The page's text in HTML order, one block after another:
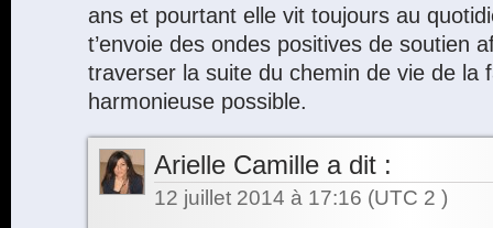
ans et pourtant elle vit toujours au
t’envoie des ondes positives de soutien
traverser la suite du chemin de vie de la
harmonieuse possible.
Arielle Camille a dit :
12 juillet 2014 à 17:16 (UTC 2 )